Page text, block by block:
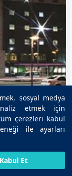
sosyal medya
etmek için
çerezleri kabul
ile ayarları
Kabul EtBIZE ULAŞIN